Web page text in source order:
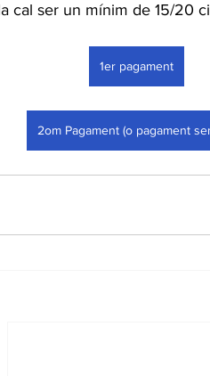
cal ser un mínim de 15/20
1er pagament
2om Pagament (o pagament